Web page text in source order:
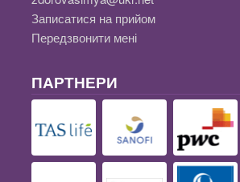
Записатися на прийом
Передзвонити мені
ПАРТНЕРИ